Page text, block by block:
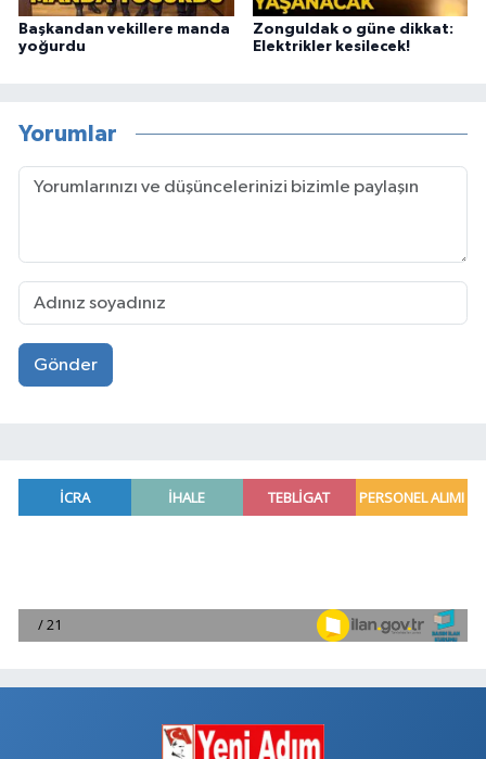
Başkandan vekillere manda
yoğurdu
Zonguldak o güne dikkat:
Elektrikler kesilecek!
Yorumlar
Gönder